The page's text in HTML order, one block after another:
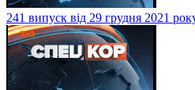
241 випуск від 29 грудня 2021